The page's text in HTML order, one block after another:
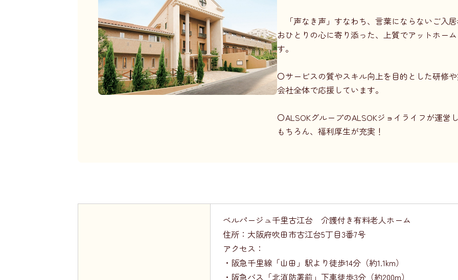
「声なき声」すなわち、言葉にならないご入
おひとりの心に寄り添った、上質でアットホー
す。
〇サービスの質やスキル向上を目的とした研修
会社全体で応援しています。
〇ALSOKグループのALSOKジョイライフが運営
もちろん、福利厚生が充実！
ベルパージュ千里古江台 介護付き有料老人ホーム
住所：大阪府吹田市古江台5丁目3番7号
アクセス：
・阪急千里線「山田」駅より徒歩14分（約1.1km）
​・阪急バス「北消防署前」下車徒歩3分（約200m）